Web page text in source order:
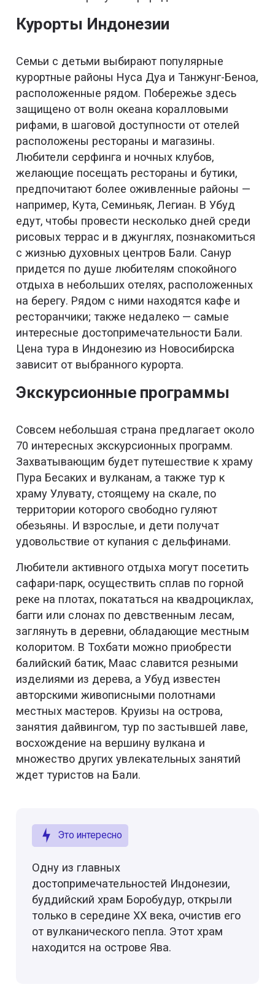
Курорты Индонезии
Семьи с детьми выбирают популярные
курортные районы Нуса Дуа и Танжунг-Беноа,
расположенные рядом. Побережье здесь
защищено от волн океана коралловыми
рифами, в шаговой доступности от отелей
расположены рестораны и магазины.
Любители серфинга и ночных клубов,
желающие посещать рестораны и бутики,
предпочитают более оживленные районы —
например, Кута, Семиньяк, Легиан. В Убуд
едут, чтобы провести несколько дней среди
рисовых террас и в джунглях, познакомиться
с жизнью духовных центров Бали. Санур
придется по душе любителям спокойного
отдыха в небольших отелях, расположенных
на берегу. Рядом с ними находятся кафе и
ресторанчики; также недалеко — самые
интересные достопримечательности Бали.
Цена тура в Индонезию из Новосибирска
зависит от выбранного курорта.
Экскурсионные программы
Совсем небольшая страна предлагает около
70 интересных экскурсионных программ.
Захватывающим будет путешествие к храму
Пура Бесаких и вулканам, а также тур к
храму Улувату, стоящему на скале, по
территории которого свободно гуляют
обезьяны. И взрослые, и дети получат
удовольствие от купания с дельфинами.
Любители активного отдыха могут посетить
сафари-парк, осуществить сплав по горной
реке на плотах, покататься на квадроциклах,
багги или слонах по девственным лесам,
заглянуть в деревни, обладающие местным
колоритом. В Тохбати можно приобрести
балийский батик, Маас славится резными
изделиями из дерева, а Убуд известен
авторскими живописными полотнами
местных мастеров. Круизы на острова,
занятия дайвингом, тур по застывшей лаве,
восхождение на вершину вулкана и
множество других увлекательных занятий
ждет туристов на Бали.
Это интересно
Одну из главных
достопримечательностей Индонезии,
буддийский храм Боробудур, открыли
только в середине XX века, очистив его
от вулканического пепла. Этот храм
находится на острове Ява.